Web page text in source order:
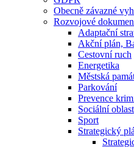
Obecně závazné
Rozvojové
Adaptační
Akční plán,
Cestovní ruch
Energetika
Městská
Parkování
Prevence
Sociální oblast
Sport
Strategický